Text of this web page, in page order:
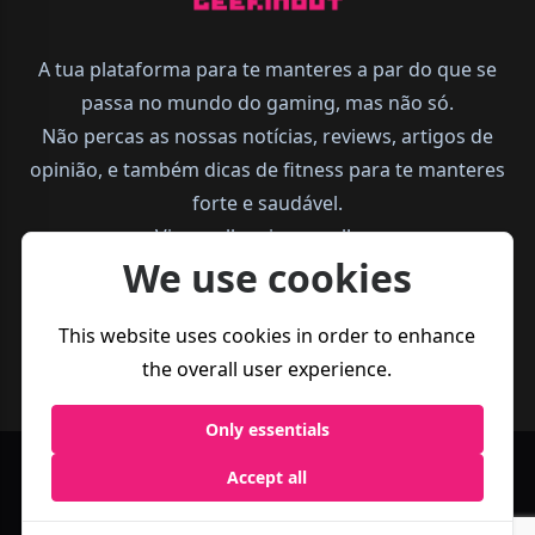
A tua plataforma para te manteres a par do que se
passa no mundo do gaming, mas não só.
Não percas as nossas notícias, reviews, artigos de
opinião, e também dicas de fitness para te manteres
forte e saudável.
Vive melhor, joga melhor.
Business
Política de
We use cookies
This website uses cookies in order to enhance
the overall user experience.
Only essentials
Accept all